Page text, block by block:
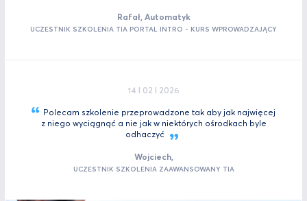
Rafał, Automatyk
UCZESTNIK SZKOLENIA TIA PORTAL INTRO - KURS WPROWADZAJĄCY
14 I 02 I 2026
Polecam szkolenie przeprowadzone tak aby jak najwięcej
z niego wyciągnąć a nie jak w niektórych ośrodkach byle
odhaczyć
Wojciech,
UCZESTNIK SZKOLENIA ZAAWANSOWANY TIA